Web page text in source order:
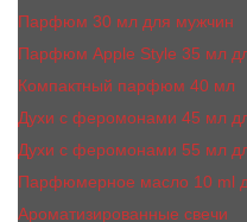
Парфюм 30 мл для мужчин
Парфюм Apple Style 35 мл
Компактный парфюм 40 мл
Духи с феромонами 45 мл
Духи с феромонами 55 мл
Парфюмерное масло 10 ml
Ароматизированные свечи